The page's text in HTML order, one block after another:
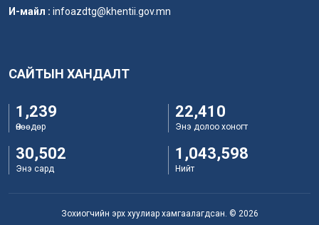
И-майл : infoazdtg@khentii.gov.mn
САЙТЫН ХАНДАЛТ
1,239
Өнөөдөр
22,410
Энэ долоо хоногт
30,502
Энэ сард
1,043,598
Нийт
Зохиогчийн эрх хуулиар хамгаалагдсан. © 2026